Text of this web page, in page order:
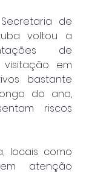
de
voltou a
de
em
bastante
do ano,
riscos
locais como
atenção